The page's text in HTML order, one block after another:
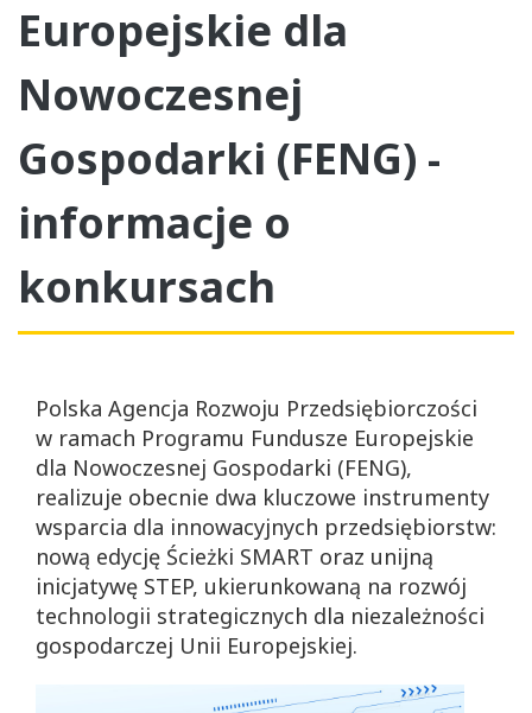
Europejskie dla
Nowoczesnej
Gospodarki (FENG) -
informacje o
konkursach
Polska Agencja Rozwoju Przedsiębiorczości
w ramach Programu Fundusze Europejskie
dla Nowoczesnej Gospodarki (FENG),
realizuje obecnie dwa kluczowe instrumenty
wsparcia dla innowacyjnych przedsiębiorstw:
nową edycję Ścieżki SMART oraz unijną
inicjatywę STEP, ukierunkowaną na rozwój
technologii strategicznych dla niezależności
gospodarczej Unii Europejskiej.